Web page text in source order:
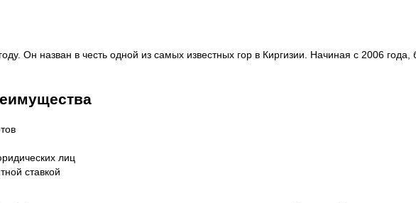
Он назван в честь одной из самых известных гор в Киргизии. Начиная с 2006
лиц
ставкой